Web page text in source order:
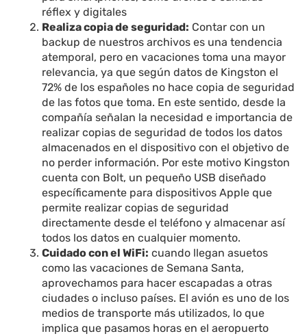
réflex y digitales
Realiza copia de seguridad: Contar con un
backup de nuestros archivos es una tendencia
atemporal, pero en vacaciones toma una mayor
relevancia, ya que según datos de Kingston el
72% de los españoles no hace copia de seguridad
de las fotos que toma. En este sentido, desde la
compañía señalan la necesidad e importancia de
realizar copias de seguridad de todos los datos
almacenados en el dispositivo con el objetivo de
no perder información. Por este motivo Kingston
cuenta con Bolt, un pequeño USB diseñado
específicamente para dispositivos Apple que
permite realizar copias de seguridad
directamente desde el teléfono y almacenar así
todos los datos en cualquier momento.
Cuidado con el WiFi: cuando llegan asuetos
como las vacaciones de Semana Santa,
aprovechamos para hacer escapadas a otras
ciudades o incluso países. El avión es uno de los
medios de transporte más utilizados, lo que
implica que pasamos horas en el aeropuerto